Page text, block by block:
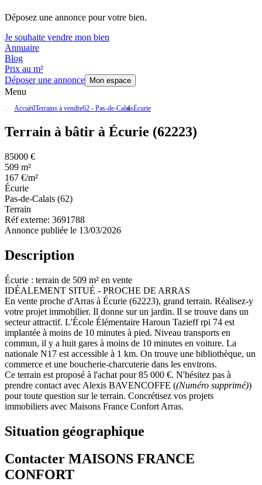
Déposez une annonce pour votre bien.
Je souhaite vendre mon bien
Annuaire
Blog
Prix au m²
Déposer une annonce
Mon espace
Menu
AccueilTerrains à vendre62 - Pas-de-CalaisÉcurie
Terrain à bâtir à Écurie (62223)
85000 €
509 m²
167 €/m²
Écurie
Pas-de-Calais (62)
Terrain
Réf externe: 3691788
Annonce publiée le 13/03/2026
Description
Écurie : terrain de 509 m² en vente
IDÉALEMENT SITUÉ - PROCHE DE ARRAS
En vente proche d'Arras à Écurie (62223), grand terrain. Réalisez-y
votre projet immobilier. Il donne sur un jardin. Il se trouve dans un
secteur attractif. L'École Élémentaire Haroun Tazieff rpi 74 est
implantée à moins de 10 minutes à pied. Niveau transports en
commun, il y a huit gares à moins de 10 minutes en voiture. La
nationale N17 est accessible à 1 km. On trouve une bibliothèque, un
commerce et une boucherie-charcuterie dans les environs.
Ce terrain est proposé à l'achat pour 85 000 €. N'hésitez pas à
prendre contact avec Alexis BAVENCOFFE ((Numéro supprimé))
pour toute question sur le terrain. Concrétisez vos projets
immobiliers avec Maisons France Confort Arras.
Situation géographique
Contacter MAISONS FRANCE
CONFORT